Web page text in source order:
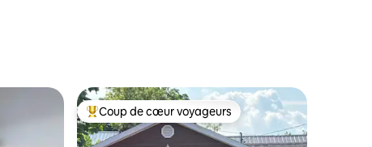
Coup de cœur voyageurs parmi les plus aimés
Coup de cœur voyageurs